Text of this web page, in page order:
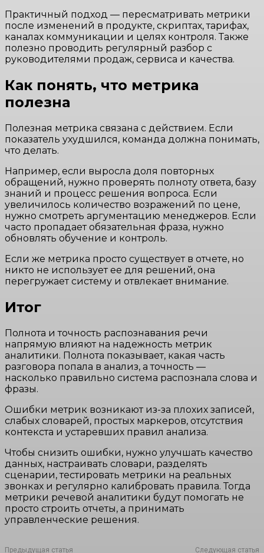
Практичный подход — пересматривать метрики
после изменений в продукте, скриптах, тарифах,
каналах коммуникации и целях контроля. Также
полезно проводить регулярный разбор с
руководителями продаж, сервиса и качества.
Как понять, что метрика
полезна
Полезная метрика связана с действием. Если
показатель ухудшился, команда должна понимать,
что делать.
Например, если выросла доля повторных
обращений, нужно проверять полноту ответа, базу
знаний и процесс решения вопроса. Если
увеличилось количество возражений по цене,
нужно смотреть аргументацию менеджеров. Если
часто пропадает обязательная фраза, нужно
обновлять обучение и контроль.
Если же метрика просто существует в отчете, но
никто не использует ее для решений, она
перегружает систему и отвлекает внимание.
Итог
Полнота и точность распознавания речи
напрямую влияют на надежность метрик
аналитики. Полнота показывает, какая часть
разговора попала в анализ, а точность —
насколько правильно система распознала слова и
фразы.
Ошибки метрик возникают из-за плохих записей,
слабых словарей, простых маркеров, отсутствия
контекста и устаревших правил анализа.
Чтобы снизить ошибки, нужно улучшать качество
данных, настраивать словари, разделять
сценарии, тестировать метрики на реальных
звонках и регулярно калибровать правила. Тогда
метрики речевой аналитики будут помогать не
просто строить отчеты, а принимать
управленческие решения.
Предыдущая статья Следующая статья